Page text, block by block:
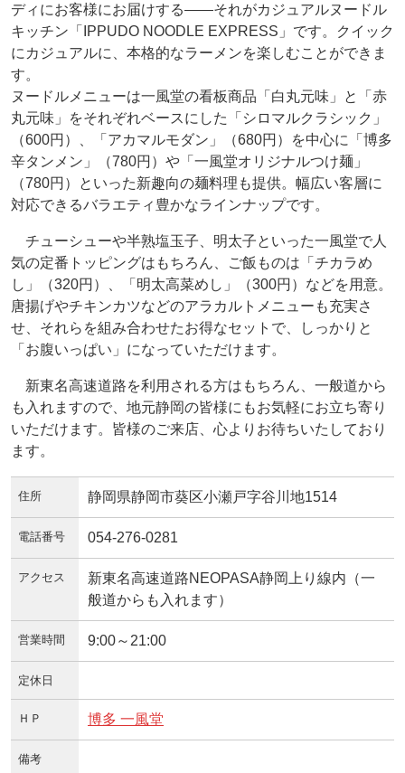
ディにお客様にお届けする――それがカジュアルヌードル
キッチン「IPPUDO NOODLE EXPRESS」です。クイック
にカジュアルに、本格的なラーメンを楽しむことができま
す。
ヌードルメニューは一風堂の看板商品「白丸元味」と「赤
丸元味」をそれぞれベースにした「シロマルクラシック」
（600円）、「アカマルモダン」（680円）を中心に「博多
辛タンメン」（780円）や「一風堂オリジナルつけ麺」
（780円）といった新趣向の麺料理も提供。幅広い客層に
対応できるバラエティ豊かなラインナップです。
チューシューや半熟塩玉子、明太子といった一風堂で人
気の定番トッピングはもちろん、ご飯ものは「チカラめ
し」（320円）、「明太高菜めし」（300円）などを用意。
唐揚げやチキンカツなどのアラカルトメニューも充実さ
せ、それらを組み合わせたお得なセットで、しっかりと
「お腹いっぱい」になっていただけます。
新東名高速道路を利用される方はもちろん、一般道から
も入れますので、地元静岡の皆様にもお気軽にお立ち寄り
いただけます。皆様のご来店、心よりお待ちいたしており
ます。
住所 静岡県静岡市葵区小瀬戸字谷川地1514
電話番号 054-276-0281
アクセス
新東名高速道路NEOPASA静岡上り線内（一
般道からも入れます）
営業時間 9:00～21:00
定休日
ＨＰ 博多 一風堂
備考